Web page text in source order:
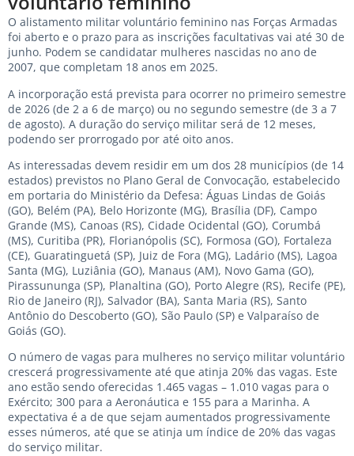
O alistamento militar voluntário feminino nas Forças Armadas
foi aberto e o prazo para as inscrições facultativas vai até 30 de
junho. Podem se candidatar mulheres nascidas no ano de
2007, que completam 18 anos em 2025.
A incorporação está prevista para ocorrer no primeiro semestre
de 2026 (de 2 a 6 de março) ou no segundo semestre (de 3 a 7
de agosto). A duração do serviço militar será de 12 meses,
podendo ser prorrogado por até oito anos.
As interessadas devem residir em um dos 28 municípios (de 14
estados) previstos no Plano Geral de Convocação, estabelecido
em portaria do Ministério da Defesa: Águas Lindas de Goiás
(GO), Belém (PA), Belo Horizonte (MG), Brasília (DF), Campo
Grande (MS), Canoas (RS), Cidade Ocidental (GO), Corumbá
(MS), Curitiba (PR), Florianópolis (SC), Formosa (GO), Fortaleza
(CE), Guaratinguetá (SP), Juiz de Fora (MG), Ladário (MS), Lagoa
Santa (MG), Luziânia (GO), Manaus (AM), Novo Gama (GO),
Pirassununga (SP), Planaltina (GO), Porto Alegre (RS), Recife (PE),
Rio de Janeiro (RJ), Salvador (BA), Santa Maria (RS), Santo
Antônio do Descoberto (GO), São Paulo (SP) e Valparaíso de
Goiás (GO).
O número de vagas para mulheres no serviço militar voluntário
crescerá progressivamente até que atinja 20% das vagas. Este
ano estão sendo oferecidas 1.465 vagas – 1.010 vagas para o
Exército; 300 para a Aeronáutica e 155 para a Marinha. A
expectativa é a de que sejam aumentados progressivamente
esses números, até que se atinja um índice de 20% das vagas
do serviço militar.